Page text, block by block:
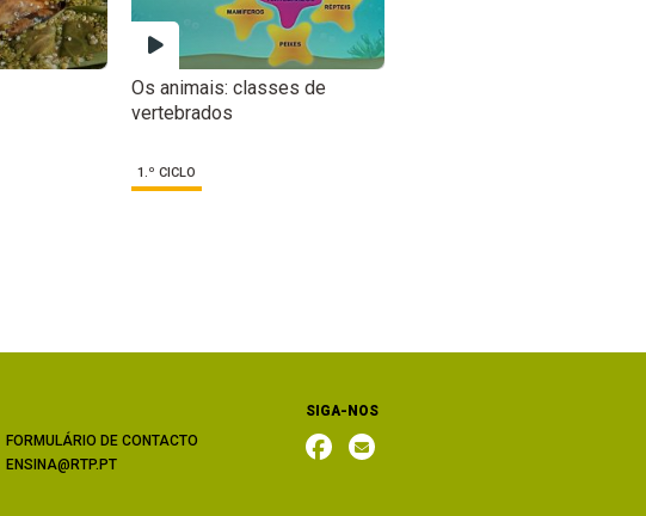
Os animais: classes de
vertebrados
1.º CICLO
FORMULÁRIO DE CONTACTO
ENSINA@RTP.PT
SIGA-NOS